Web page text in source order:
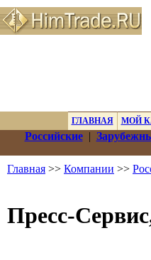
ГЛАВНАЯ МОЙ
Российские|
Главная >> Компании >>
Пресс-